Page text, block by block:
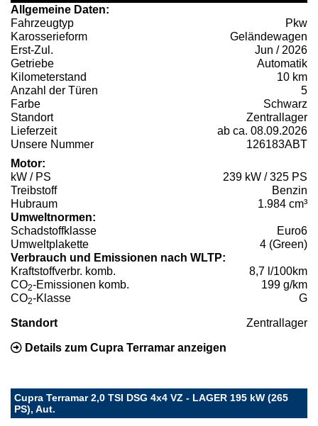
Allgemeine Daten:
Fahrzeugtyp
Pkw
Karosserieform
Geländewagen
Erst-Zul.
Jun / 2026
Getriebe
Automatik
Kilometerstand
10 km
Anzahl der Türen
5
Farbe
Schwarz
Standort
Zentrallager
Lieferzeit
ab ca. 08.09.2026
Unsere Nummer
126183ABT
Motor:
kW / PS
239 kW / 325 PS
Treibstoff
Benzin
Hubraum
1.984 cm³
Umweltnormen:
Schadstoffklasse
Euro6
Umweltplakette
4 (Green)
Verbrauch und Emissionen nach WLTP:
Kraftstoffverbr. komb.
8,7 l/100km
CO2-Emissionen komb.
199 g/km
CO2-Klasse G
Standort Zentrallager
Details zum Cupra Terramar anzeigen
Cupra Terramar 2,0 TSI DSG 4x4 VZ - LAGER 195 kW (265
PS), Aut.